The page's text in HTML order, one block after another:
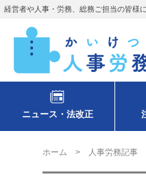
経営者や人事・労務、総務ご担当の皆様
ニュース・法改正
ホーム 人事労務記事